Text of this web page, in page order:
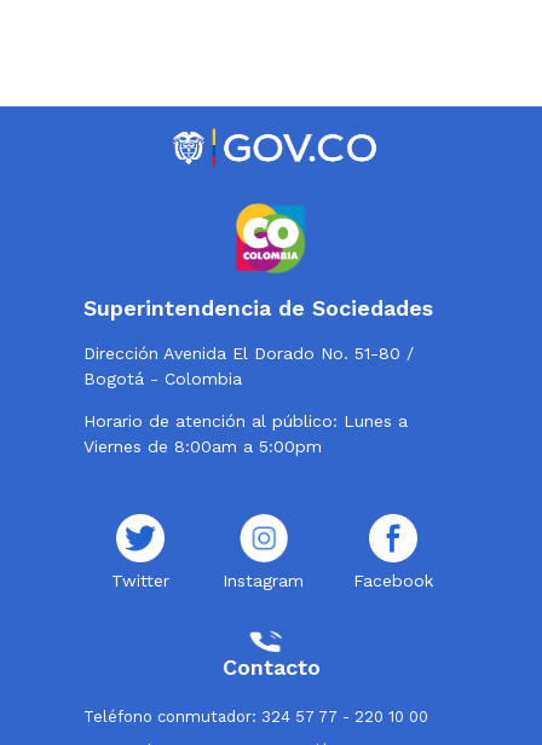
Superintendencia de Sociedades
Dirección Avenida El Dorado No. 51-80 /
Bogotá - Colombia
Horario de atención al público: Lunes a
Viernes de 8:00am a 5:00pm
Twitter Instagram Facebook
Contacto
Teléfono conmutador: 324 57 77 - 220 10 00